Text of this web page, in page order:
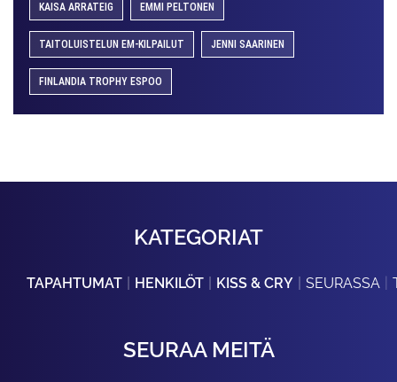
KAISA ARRATEIG EMMI PELTONEN
TAITOLUISTELUN EM-KILPAILUT JENNI SAARINEN
FINLANDIA TROPHY ESPOO
KATEGORIAT
TAPAHTUMAT HENKILÖT KISS & CRY SEURASSA
SEURAA MEITÄ